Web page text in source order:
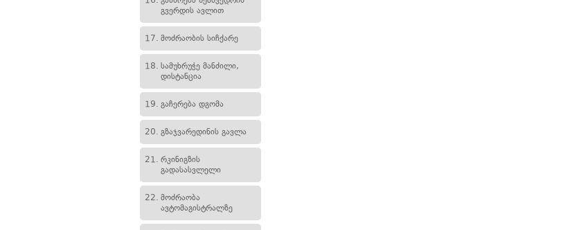
გვერდის ავლით
17. მოძრაობის სიჩქარე
18. სამუხრუჭე მანძილი,
დისტანცია
19. გაჩერება დგომა
20. გზაჯვარედინის გავლა
21. რკინიგზის
გადასასვლელი
22. მოძრაობა
ავტომაგისტრალზე